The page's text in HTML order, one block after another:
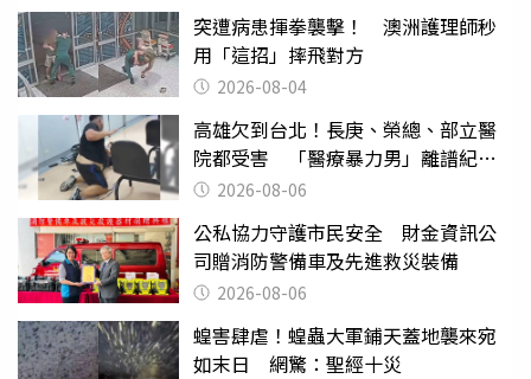
突遭病患揮拳襲擊！ 澳洲護理師秒
用「這招」摔飛對方
2026-08-04
高雄欠到台北！長庚、榮總、部立醫
院都受害 「醫療暴力男」離譜紀錄
曝光2026-08-06
公私協力守護市民安全 財金資訊公
司贈消防警備車及先進救災裝備
2026-08-06
蝗害肆虐！蝗蟲大軍鋪天蓋地襲來宛
如末日 網驚：聖經十災